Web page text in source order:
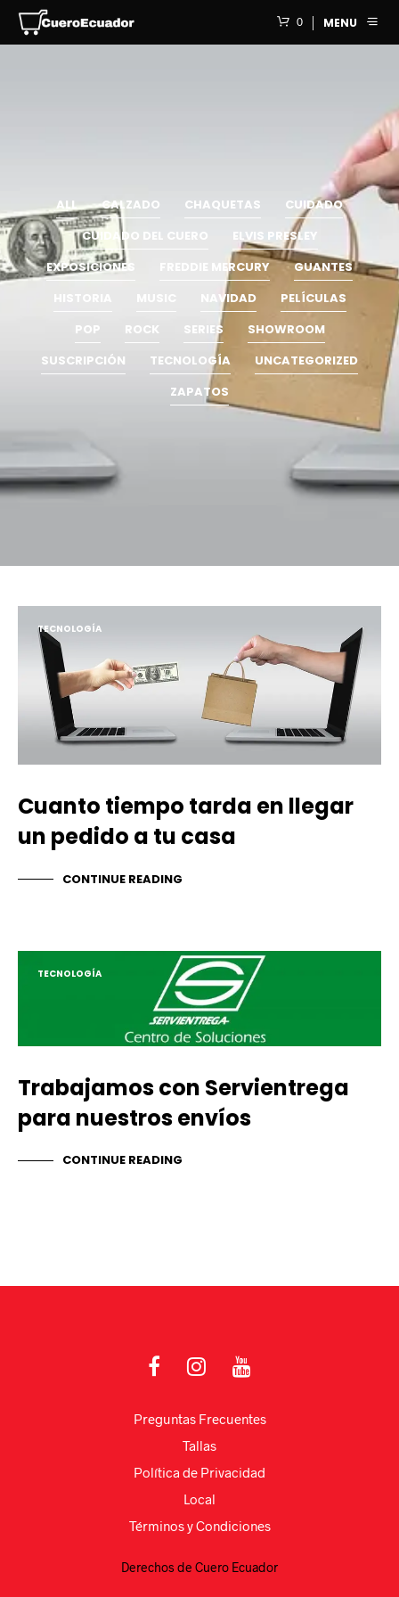
0 MENU
ALL CALZADO CHAQUETAS
CUIDADO
CUIDADO DEL CUERO
ELVIS PRESLEY
EXPOSICIONES
FREDDIE MERCURY
GUANTES
HISTORIA
NAVIDAD
PELÍCULAS
POP
ROCK SERIES
SHOWROOM
SUSCRIPCIÓN
TECNOLOGÍA
UNCATEGORIZED
ZAPATOS
TECNOLOGÍA
Cuanto tiempo tarda en llegar
un pedido a tu casa
CONTINUE READING
TECNOLOGÍA
Trabajamos con Servientrega
para nuestros envíos
CONTINUE READING
Preguntas Frecuentes
Tallas
Política de Privacidad
Local
Términos y Condiciones
Derechos de Cuero Ecuador